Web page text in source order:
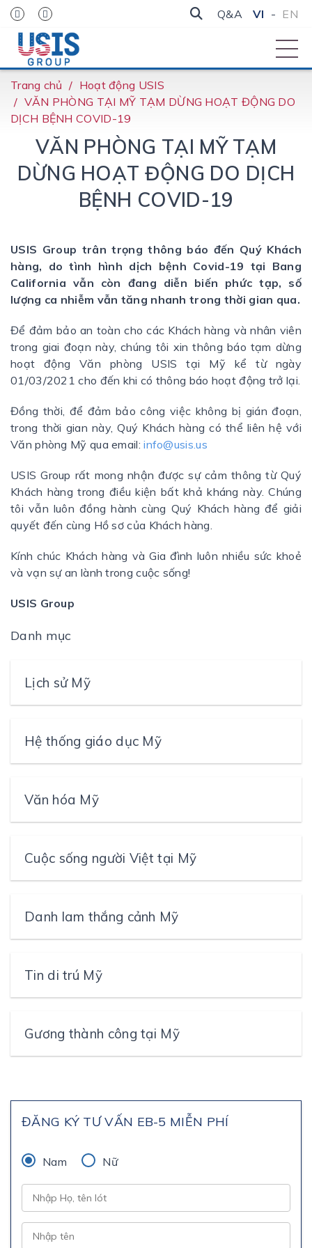
Q&A VI - EN
Trang chủ
Hoạt động USIS
VĂN PHÒNG TẠI MỸ TẠM DỪNG HOẠT ĐỘNG DO
DỊCH BỆNH COVID-19
VĂN PHÒNG TẠI MỸ TẠM
DỪNG HOẠT ĐỘNG DO DỊCH
BỆNH COVID-19
USIS Group trân trọng thông báo đến Quý Khách
hàng, do tình hình dịch bệnh Covid-19 tại Bang
California vẫn còn đang diễn biến phức tạp, số
lượng ca nhiễm vẫn tăng nhanh trong thời gian qua.
Để đảm bảo an toàn cho các Khách hàng và nhân viên
trong giai đoạn này, chúng tôi xin thông báo tạm dừng
hoạt động Văn phòng USIS tại Mỹ kể từ ngày
01/03/2021 cho đến khi có thông báo hoạt động trở lại.
Đồng thời, để đảm bảo công việc không bị gián đoạn,
trong thời gian này, Quý Khách hàng có thể liên hệ với
Văn phòng Mỹ qua email:info@usis.us
USIS Group rất mong nhận được sự cảm thông từ Quý
Khách hàng trong điều kiện bất khả kháng này. Chúng
tôi vẫn luôn đồng hành cùng Quý Khách hàng để giải
quyết đến cùng Hồ sơ của Khách hàng.
Kính chúc Khách hàng và Gia đình luôn nhiều sức khoẻ
và vạn sự an lành trong cuộc sống!
USIS Group
Danh mục
Lịch sử Mỹ
Hệ thống giáo dục Mỹ
Văn hóa Mỹ
Cuộc sống người Việt tại Mỹ
Danh lam thắng cảnh Mỹ
Tin di trú Mỹ
Gương thành công tại Mỹ
ĐĂNG KÝ TƯ VẤN EB-5 MIỄN PHÍ
Nam Nữ